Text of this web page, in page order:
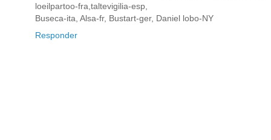
loeilpartoo-fra,taltevigilia-esp,
Buseca-ita, Alsa-fr, Bustart-ger, Daniel lobo-NY
Responder